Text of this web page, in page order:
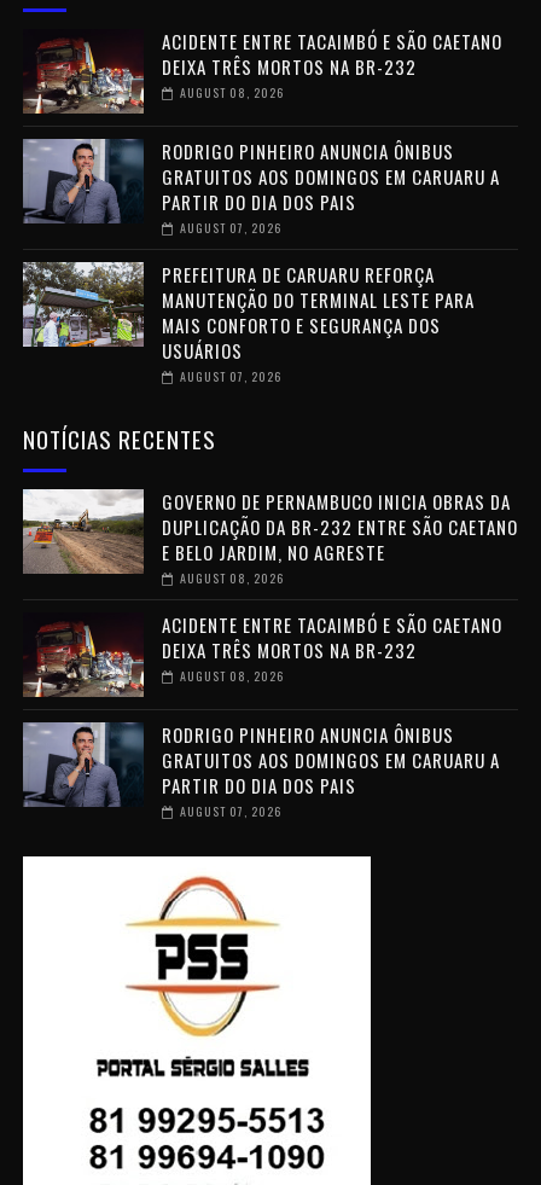
ACIDENTE ENTRE TACAIMBÓ E SÃO CAETANO
DEIXA TRÊS MORTOS NA BR-232
AUGUST 08, 2026
RODRIGO PINHEIRO ANUNCIA ÔNIBUS
GRATUITOS AOS DOMINGOS EM CARUARU A
PARTIR DO DIA DOS PAIS
AUGUST 07, 2026
PREFEITURA DE CARUARU REFORÇA
MANUTENÇÃO DO TERMINAL LESTE PARA
MAIS CONFORTO E SEGURANÇA DOS
USUÁRIOS
AUGUST 07, 2026
NOTÍCIAS RECENTES
GOVERNO DE PERNAMBUCO INICIA OBRAS DA
DUPLICAÇÃO DA BR-232 ENTRE SÃO CAETANO
E BELO JARDIM, NO AGRESTE
AUGUST 08, 2026
ACIDENTE ENTRE TACAIMBÓ E SÃO CAETANO
DEIXA TRÊS MORTOS NA BR-232
AUGUST 08, 2026
RODRIGO PINHEIRO ANUNCIA ÔNIBUS
GRATUITOS AOS DOMINGOS EM CARUARU A
PARTIR DO DIA DOS PAIS
AUGUST 07, 2026